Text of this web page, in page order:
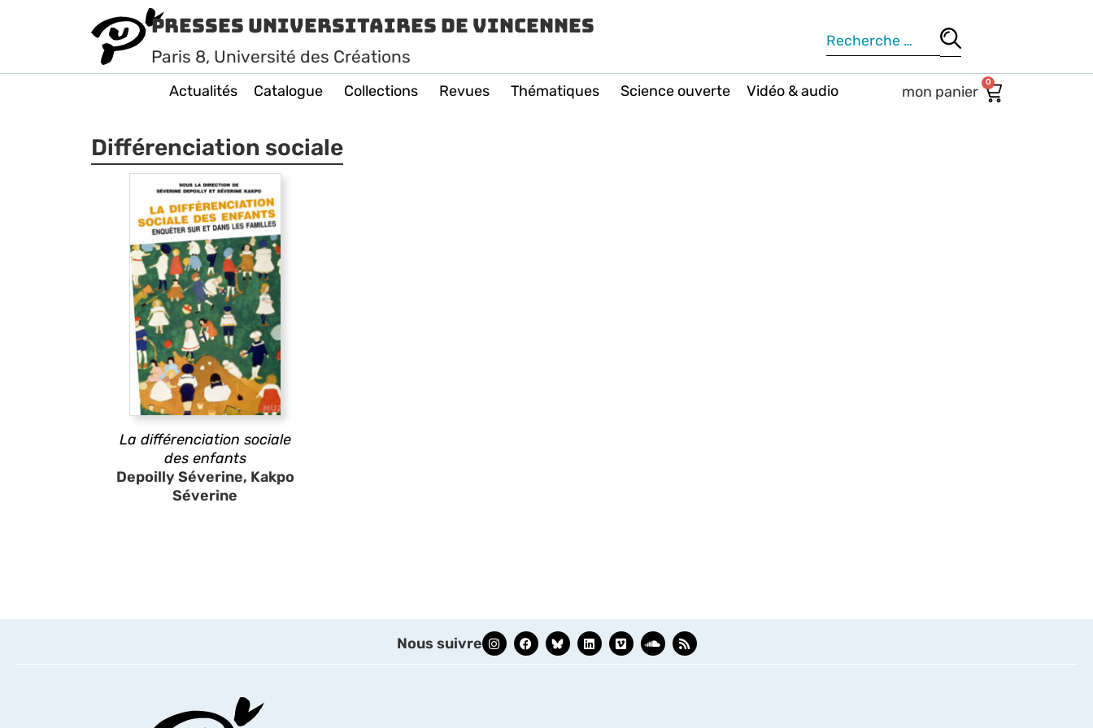
Presses Universitaires de Vincennes
Paris 8, Université des Créations
Actualités Catalogue Collections Revues Thématiques Science ouverte Vidéo & audio 0
Différenciation sociale
La différenciation sociale
des enfants
Depoilly Séverine, Kakpo
Séverine
Nous suivre